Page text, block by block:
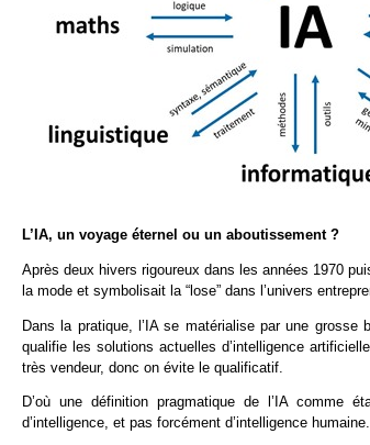
L’IA, un voyage éternel ou un aboutissement ?
Après deux hivers rigoureux dans les années 1970
la mode et symbolisait la “lose” dans l’univers
Dans la pratique, l’IA se matérialise par une
qualifie les solutions actuelles d’intelligence
très vendeur, donc on évite le qualificatif.
D’où une définition pragmatique de l’IA comme
d’intelligence, et pas forcément d’intelligence